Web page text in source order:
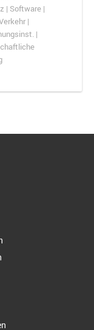
| Software |
|
|